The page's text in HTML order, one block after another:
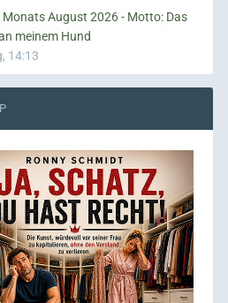
Monats August 2026 - Motto: Das
meinem Hund
14:13